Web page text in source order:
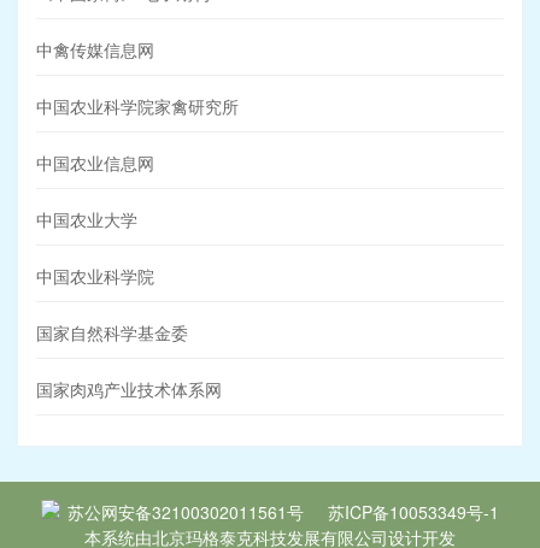
中禽传媒信息网
中国农业科学院家禽研究所
中国农业信息网
中国农业大学
中国农业科学院
国家自然科学基金委
国家肉鸡产业技术体系网
苏公网安备32100302011561号
苏ICP备10053349号-1
本系统由北京玛格泰克科技发展有限公司设计开发